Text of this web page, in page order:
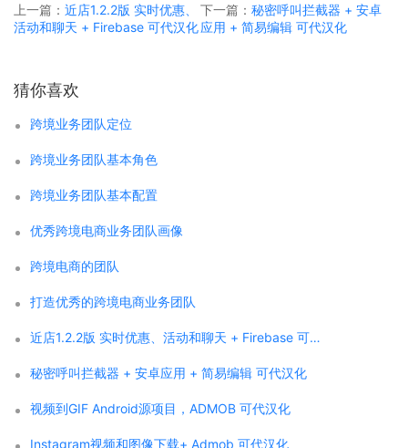
上一篇： 近店1.2.2版 实时优惠、
活动和聊天 + Firebase 可代汉化
下一篇： 秘密呼叫拦截器 + 安卓
应用 + 简易编辑 可代汉化
猜你喜欢
跨境业务团队定位
跨境业务团队基本角色
跨境业务团队基本配置
优秀跨境电商业务团队画像
跨境电商的团队
打造优秀的跨境电商业务团队
近店1.2.2版 实时优惠、活动和聊天 + Firebase 可代汉化
秘密呼叫拦截器 + 安卓应用 + 简易编辑 可代汉化
视频到GIF Android源项目，ADMOB 可代汉化
Instagram视频和图像下载+ Admob 可代汉化